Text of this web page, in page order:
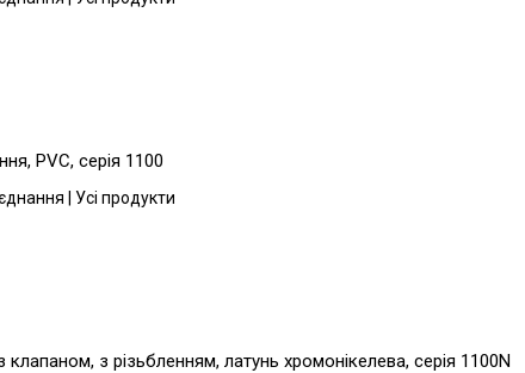
PVC, серія 1100
| Усі продукти
з різьбленням, латунь хромонікелева, серія 1100N